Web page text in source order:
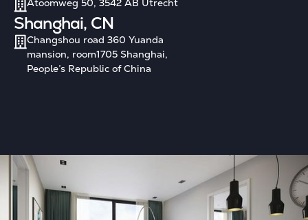
Atoomweg 50, 3542 AB Utrecht
Shanghai, CN
Changshou road 360 Yuanda
mansion, room1705 Shanghai,
People’s Republic of China